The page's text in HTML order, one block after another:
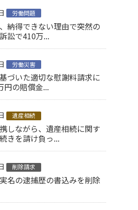
労働問題
納得できない理由で突然の
訟で410万...
労働災害
づいた適切な慰謝料請求に
円の賠償金...
遺産相続
しながら、遺産相続に関す
きを請け負っ...
削除請求
名の逮捕歴の書込みを削除